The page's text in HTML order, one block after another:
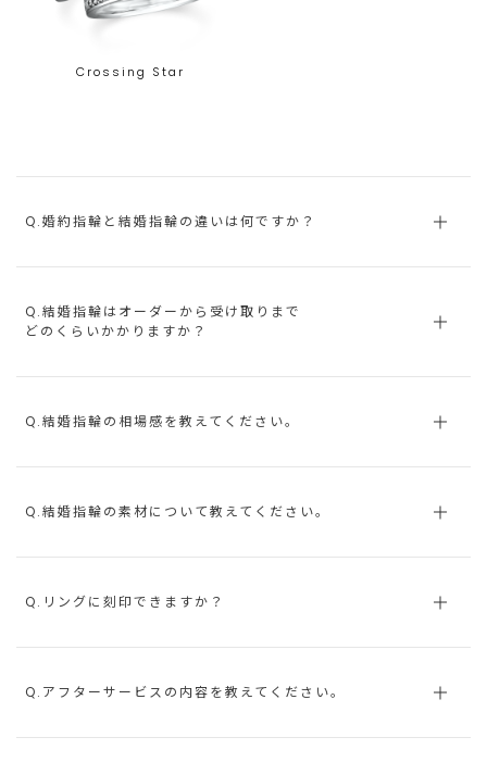
Crossing Star
Q.婚約指輪と結婚指輪の違いは何ですか？
Q.結婚指輪はオーダーから受け取りまで
どのくらいかかりますか？
Q.結婚指輪の相場感を教えてください。
Q.結婚指輪の素材について教えてください。
Q.リングに刻印できますか？
Q.アフターサービスの内容を教えてください。